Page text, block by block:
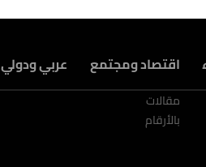
اقتصاد ومجتمع
مقالات
بالأرقام
عربي ودولي